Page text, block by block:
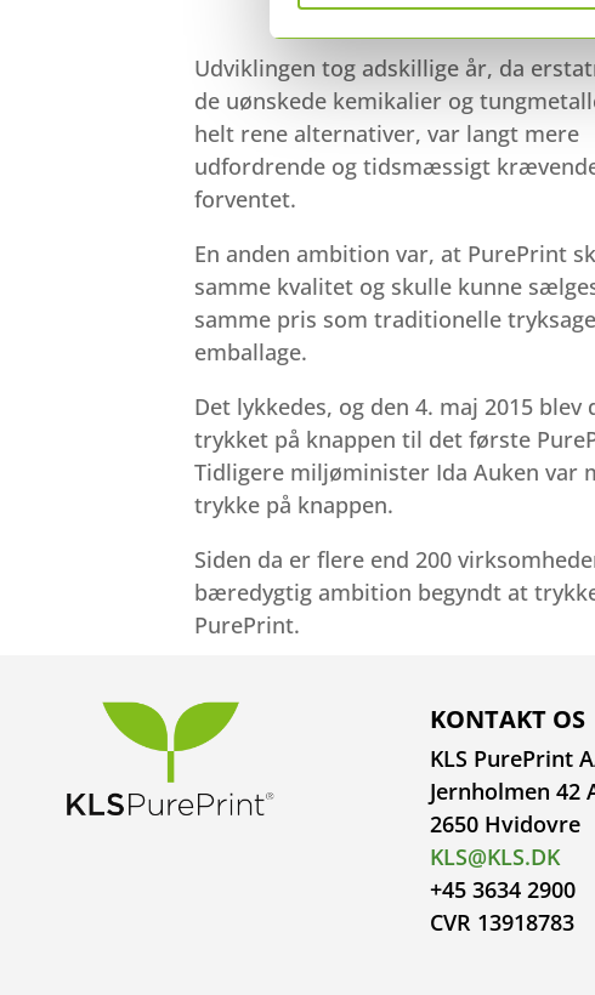
Udviklingen tog adskillige år, da
de uønskede kemikalier og
helt rene alternativer, var langt mere
udfordrende og tidsmæssigt
forventet.
En anden ambition var, at PurePrint
samme kvalitet og skulle kunne
samme pris som traditionelle
emballage.
Det lykkedes, og den 4. maj 2015 blev
trykket på knappen til det første
Tidligere miljøminister Ida Auken var
trykke på knappen.
Siden da er flere end 200
bæredygtig ambition begyndt at
PurePrint.
KONTAKT OS
KLS PurePrint
Jernholmen 42
2650 Hvidovre
KLS@KLS.DK
+45 3634 2900
CVR 13918783